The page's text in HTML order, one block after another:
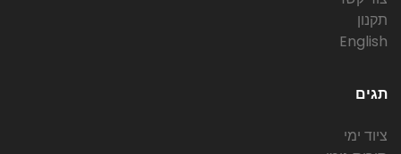
תקנון
English
תגים
ציוד ימי